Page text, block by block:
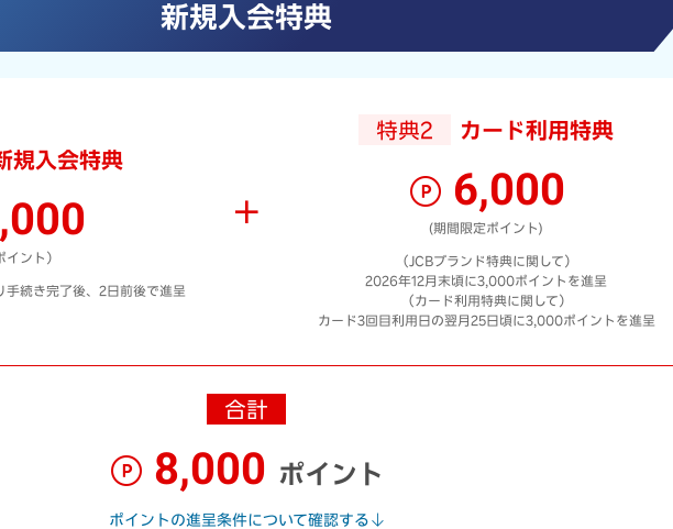
新規入会特典
規入会特典
イント）
続き完了後、2日前後で進呈
特典2 カード利用特典
6,000
(期間限定ポイント)
（JCBブランド特典に関して）
2026年12月末頃に3,000ポイントを進呈
（カード利用特典に関して）
カード3回目利用日の翌月25日頃に3,000ポイントを進呈
合計
8,000 ポイント
ポイントの進呈条件について確認する